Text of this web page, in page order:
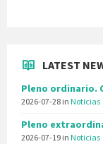
LATEST
Pleno ordinario.
2026-07-28 in Noticias
Pleno
2026-07-19 in Noticias